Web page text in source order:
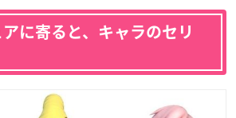
に寄ると、キャラのセリ